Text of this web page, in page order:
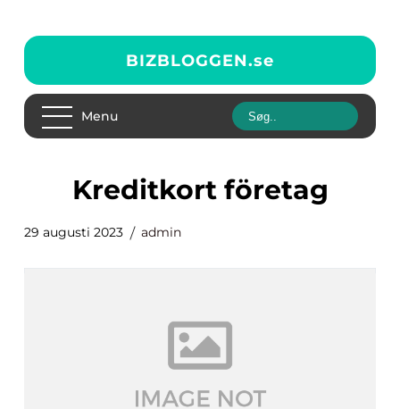
BIZBLOGGEN.se
Menu
kreditkort företag
29 augusti 2023 admin